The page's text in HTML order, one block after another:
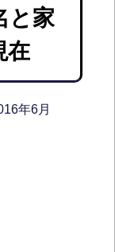
と家
在
年6月